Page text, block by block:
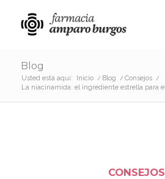
Blog
Usted está aquí: Inicio / Blog / Consejos /
La niacinamida: el ingrediente estrella para
CONSEJOS